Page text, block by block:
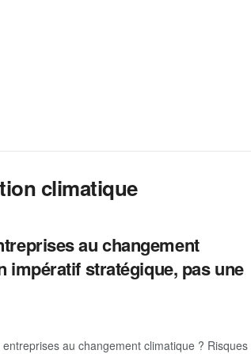
climatique
au changement
impératif stratégique, pas une
au changement climatique ? Risques